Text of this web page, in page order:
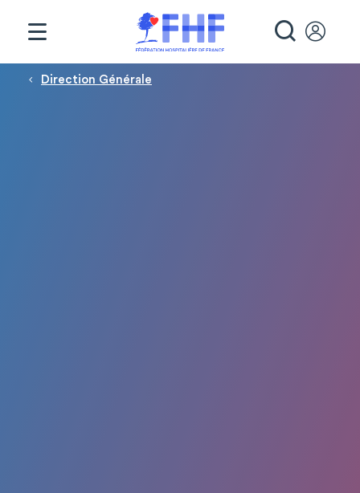
Fil d'Ariane
Direction Générale
Panneau de gestion des cookies